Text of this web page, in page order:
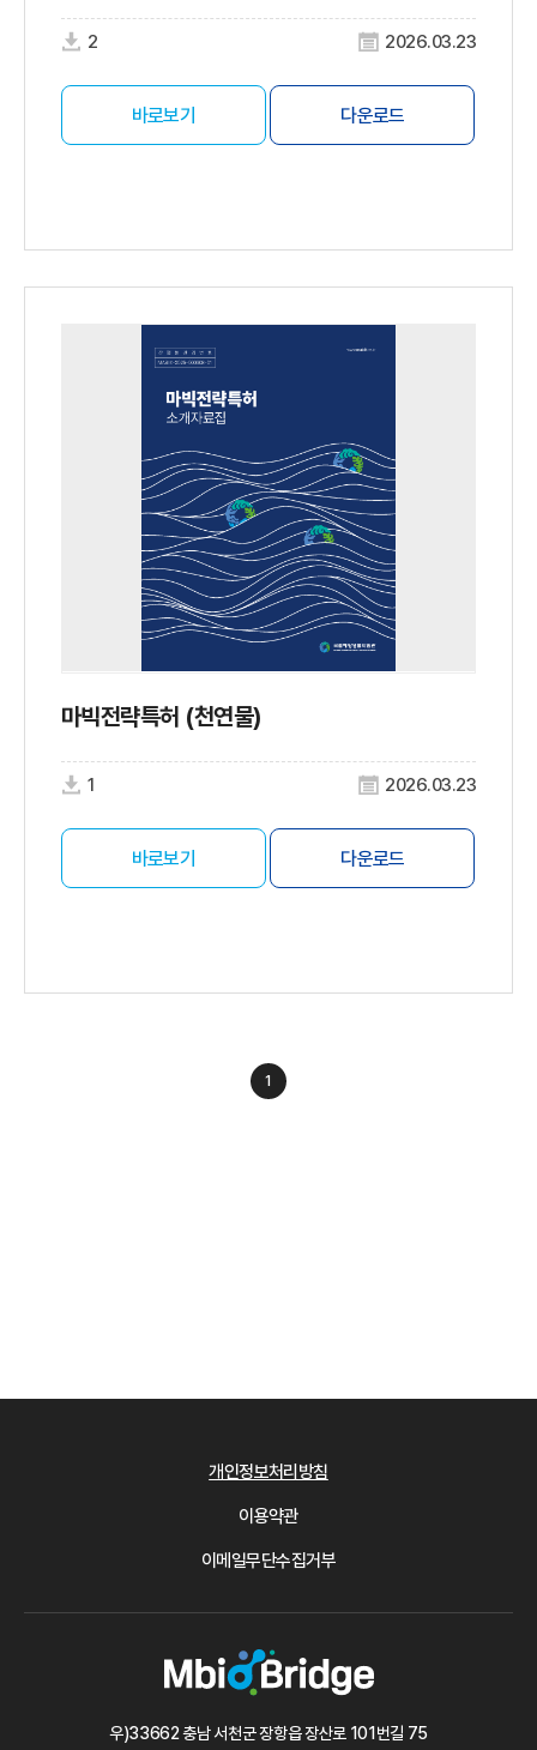
2 2026.03.23
바로보기 다운로드
마빅전략특허 (천연물)
1 2026.03.23
바로보기 다운로드
1
개인정보처리방침
이용약관
이메일무단수집거부
우)33662 충남 서천군 장항읍 장산로 101번길 75